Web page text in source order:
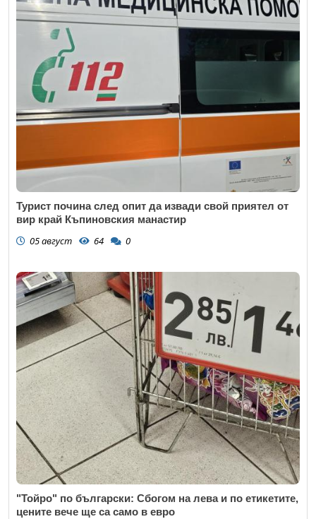
Турист почина след опит да извади свой приятел от
вир край Къпиновския манастир
05 август 64 0
"Тойро" по български: Сбогом на лева и по етикетите,
цените вече ще са само в евро